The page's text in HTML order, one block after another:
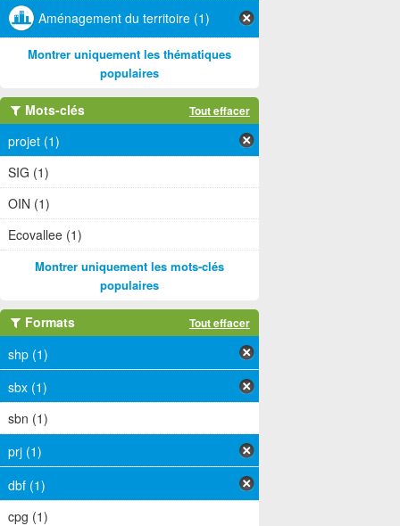
Aménagement du territoire (1)
Montrer uniquement les thématiques
populaires
Mots-clés Tout effacer
projet (1)
SIG (1)
OIN (1)
Ecovallee (1)
Montrer uniquement les mots-clés
populaires
Formats Tout effacer
shp (1)
sbx (1)
sbn (1)
prj (1)
dbf (1)
cpg (1)